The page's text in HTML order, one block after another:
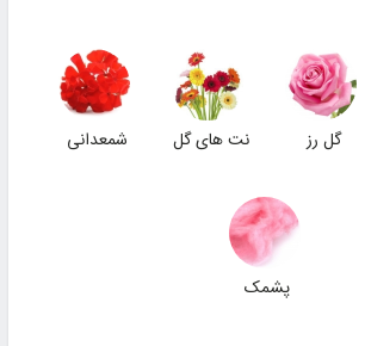
گل رز نت های گل شمعدانی
پشمک